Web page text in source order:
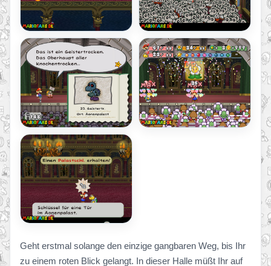
Geht erstmal solange den einzige gangbaren Weg, bis Ihr
zu einem roten Blick gelangt. In dieser Halle müßt Ihr auf